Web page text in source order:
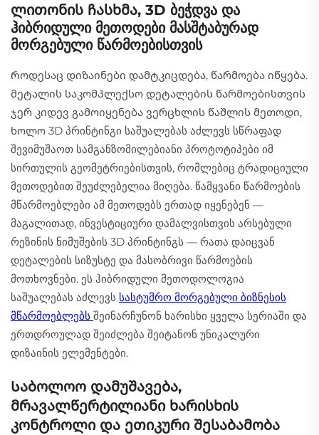
ლითონის ჩასხმა, 3D ბეჭდვა და
ჰიბრიდული მეთოდები მასშტაბურად
მორგებული წარმოებისთვის
Როდესაც დიზაინები დამტკიცდება, წარმოება იწყება.
მეტალის საკომპლექსო დეტალების წარმოებისთვის
ჯერ კიდევ გამოიყენება ვერცხლის წაშლის მეთოდი,
ხოლო 3D პრინტინგი საშუალებას აძლევს სწრაფად
შევიმუშაოთ სამგანზომილებიანი პროტოტიპები იმ
სირთულის გეომეტრიებისთვის, რომლებიც ტრადიციული
მეთოდებით შეუძლებელია მიღება. წამყვანი წარმოების
მწარმოებლები ამ მეთოდებს ერთად იყენებენ —
მაგალითად, ინვესტიციური დამალვისთვის არსებული
რეზინის ნიმუშების 3D პრინტინგს — რათა დაიცვან
დეტალების სიზუსტე და მასობრივი წარმოების
მოთხოვნები. ეს ჰიბრიდული მეთოდოლოგია
საშუალებას აძლევს სასტუმრო მორგებული ბიზნესის
მწარმოებლებს შეინარჩუნონ ხარისხი ყველა სერიაში და
ერთდროულად შეიძლება შეიტანონ უნიკალური
დიზაინის ელემენტები.
Საბოლოო დამუშავება,
მრავალწერტილიანი ხარისხის
კონტროლი და ეთიკური შესაბამობა